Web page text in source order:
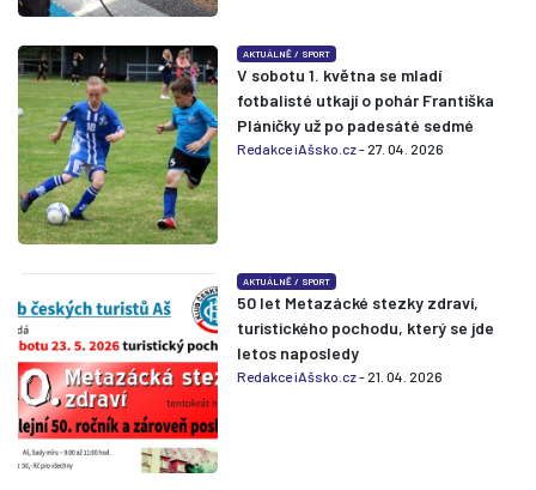
AKTUÁLNĚ/ SPORT
V sobotu 1. května se mladí
fotbalisté utkají o pohár Františka
Pláničky už po padesáté sedmé
Redakce iAšsko.cz- 27. 04. 2026
AKTUÁLNĚ / SPORT
50 let Metazácké stezky zdraví,
turistického pochodu, který se jde
letos naposledy
Redakce iAšsko.cz- 21. 04. 2026